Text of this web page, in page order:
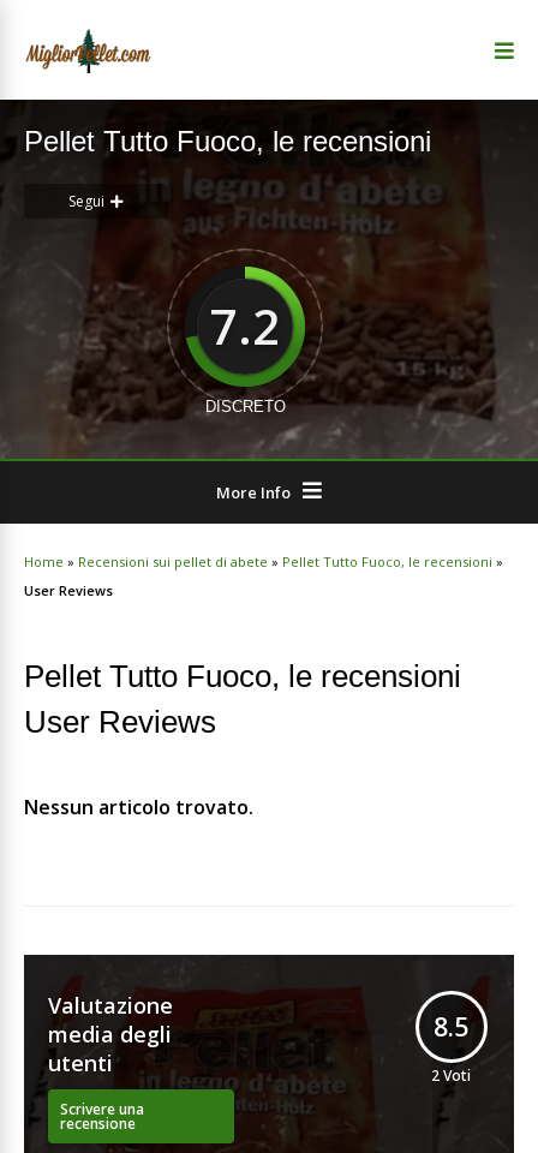
Pellet Tutto Fuoco, le recensioni
Segui
7.2
DISCRETO
More Info
Home » Recensioni sui pellet di abete » Pellet Tutto Fuoco, le recensioni »
User Reviews
Pellet Tutto Fuoco, le recensioni
User Reviews
Nessun articolo trovato.
Valutazione
media degli
utenti
Scrivere una
recensione
8.5
2Voti